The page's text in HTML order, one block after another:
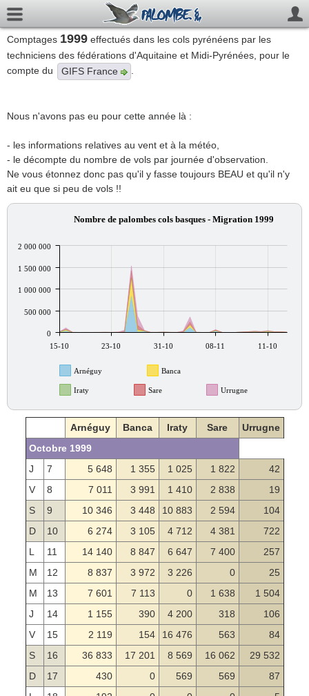
Comptages 1999 effectués dans les cols pyrénéens par les
techniciens des fédérations d'Aquitaine et Midi-Pyrénées, pour le
compte du
GIFS France .
Nous n'avons pas eu pour cette année là :
- les informations relatives au vent et à la météo,
- le décompte du nombre de vols par journée d'observation.
Ne vous étonnez donc pas qu'il y fasse toujours BEAU et qu'il n'y
ait eu que si peu de vols !!
Nombre de palombes cols basques - Migration 1999
15-10 23-10 31-10 08-11 11-10
0
500 000
1 000 000
1 500 000
2 000 000
Arnéguy Banca
Iraty Sare Urrugne
Arnéguy Banca Iraty Sare
Urrugne
Octobre 1999
J
7 5 648 1 355 1 025 1 822
42
V
8 7 011 3 991 1 410 2 838
19
S
9 10 346 3 448 10 883 2 594
104
D
10 6 274 3 105 4 712 4 381
722
L
11 14 140 8 847 6 647 7 400
257
M
12 8 837 3 972 3 226 0
25
M
13 7 601 7 113 0 1 638
1 504
J
14 1 155 390 4 200 318
106
V
15 2 119 154 16 476 563
84
S
16 36 833 17 201 8 569 16 062
29 532
D
17 430 0 569 569
87